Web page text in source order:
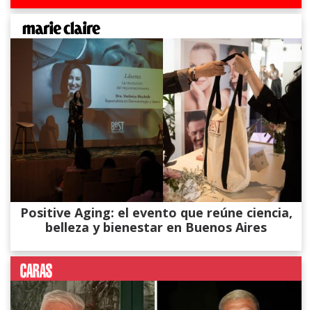
Positive Aging: el evento que reúne ciencia,
belleza y bienestar en Buenos Aires